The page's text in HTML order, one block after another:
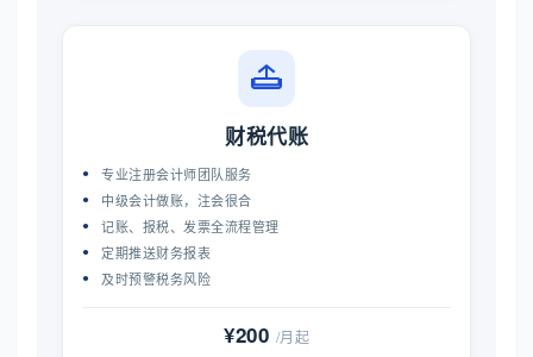
财税代账
专业注册会计师团队服务
中级会计做账，注会很合
记账、报税、发票全流程管理
定期推送财务报表
及时预警税务风险
¥200 /月起